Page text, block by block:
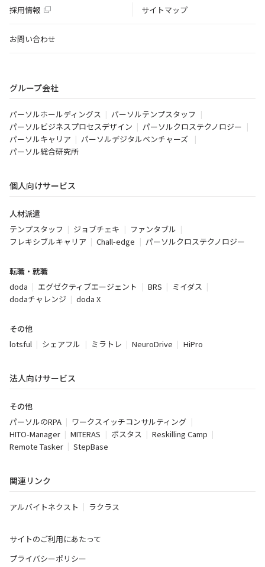
採用情報 サイトマップ
お問い合わせ
グループ会社
パーソルホールディングス
パーソルテンプスタッフ
パーソルビジネスプロセスデザイン
パーソルクロステクノロジー
パーソルキャリア
パーソルデジタルベンチャーズ
パーソル総合研究所
個人向けサービス
人材派遣
テンプスタッフ
ジョブチェキ
ファンタブル
フレキシブルキャリア
Chall-edge パーソルクロステクノロジー
転職・就職
doda
エグゼクティブエージェント BRS
ミイダス
dodaチャレンジ
doda X
その他
lotsful
シェアフル ミラトレ NeuroDrive HiPro
法人向けサービス
その他
パーソルのRPA
ワークスイッチコンサルティング
HITO-Manager
MITERAS ポスタス
Reskilling Camp
Remote Tasker
StepBase
関連リンク
アルバイトネクスト ラクラス
サイトのご利用にあたって
プライバシーポリシー